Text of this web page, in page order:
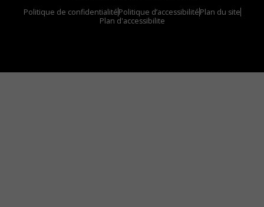
Politique de confidentialitéPolitique d’accessibilitéPlan du site
Plan d'accessibilite